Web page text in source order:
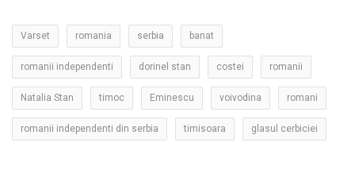
Varset romania serbia banat
romanii independenti dorinel stan costei romanii
Natalia Stan timoc Eminescu voivodina romani
romanii independenti din serbia timisoara glasul cerbiciei